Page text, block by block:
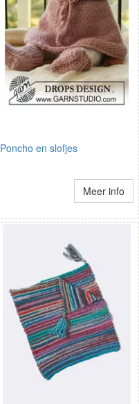
Poncho en slofjes
Meer info